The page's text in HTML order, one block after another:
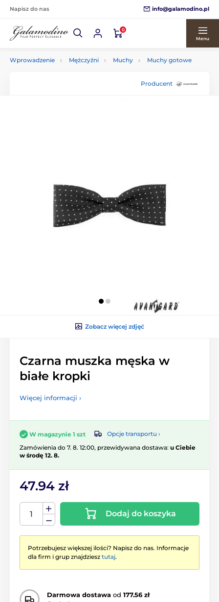
Napisz do nas info@galamodino.pl
0
Menu
Wprowadzenie Mężczyźni Muchy Muchy gotowe
Producent
Zobacz więcej zdjęć
Czarna muszka męska w
białe kropki
Więcej informacji ›
W magazynie 1 szt
Opcje transportu ›
Zamówienia do 7. 8. 12:00, przewidywana dostawa: u Ciebie
w środę 12. 8.
47.94 zł
Dodaj do koszyka
Potrzebujesz większej ilości? Napisz do nas. Informacje
dla firm i grup znajdziesz tutaj.
Darmowa dostawa od 177.56 zł